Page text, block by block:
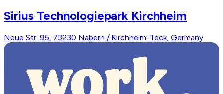
Sirius Technologiepark Kirchheim
Neue Str. 95, 73230 Nabern / Kirchheim-Teck, Germany